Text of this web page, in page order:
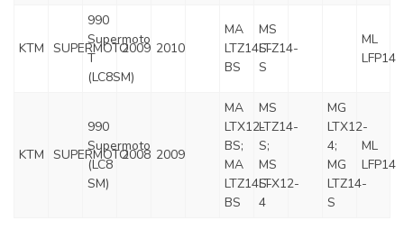
KTM SUPERMOTO
990
Supermoto
T
(LC8SM)
2009 2010
MA
LTZ14S-
BS
MS
LTZ14-
S
ML
LFP14
KTM SUPERMOTO
990
Supermoto
(LC8
SM)
2008 2009
MA
LTX12-
BS;
MA
LTZ14S-
BS
MS
LTZ14-
S;
MS
LTX12-
4
MG
LTX12-
4;
MG
LTZ14-
S
ML
LFP14